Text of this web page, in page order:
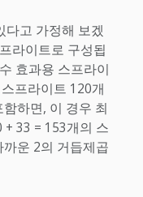
다고 가정해 보겠
라이트로 구성됩
효과용 스프라이
프라이트 120개
하면, 이 경우 최
33 = 153개의 스
운 2의 거듭제곱